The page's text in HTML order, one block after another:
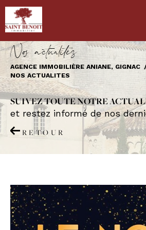
No actuaiés
AGENCE IMMOBILIÈRE ANIANE, GIGNAC
NOS ACTUALITES
SUIVEZ TOUTE NOTRE
et restez informé de nos
RETOUR
Effectuer une
et trouver le bien qui
critères
Vente
de
bien
Type de bien
Ville